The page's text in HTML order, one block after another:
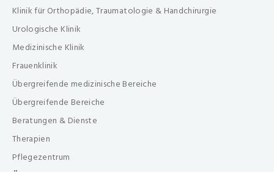
Klinik für Orthopädie, Traumatologie & Handchirurgie
Urologische Klinik
Medizinische Klinik
Frauenklinik
Übergreifende medizinische Bereiche
Übergreifende Bereiche
Beratungen & Dienste
Therapien
Pflegezentrum